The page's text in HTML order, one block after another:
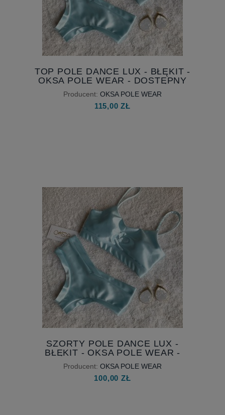
TOP POLE DANCE LUX - BŁĘKIT -
OKSA POLE WEAR - DOSTĘPNY
OD RĘKI
Producent: OKSA POLE WEAR
115,00 ZŁ
SZORTY POLE DANCE LUX -
BŁĘKIT - OKSA POLE WEAR -
DOSTĘPNY OD RĘKI
Producent: OKSA POLE WEAR
100,00 ZŁ